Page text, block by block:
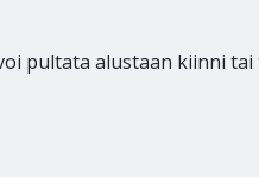
pultata alustaan kiinni